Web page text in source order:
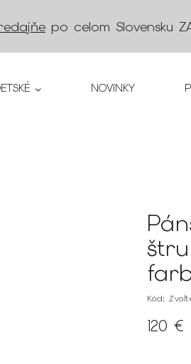
po celom Slovensku
NOVINKY
Kód:
120 €